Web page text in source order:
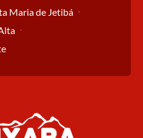
Maria de Jetibá